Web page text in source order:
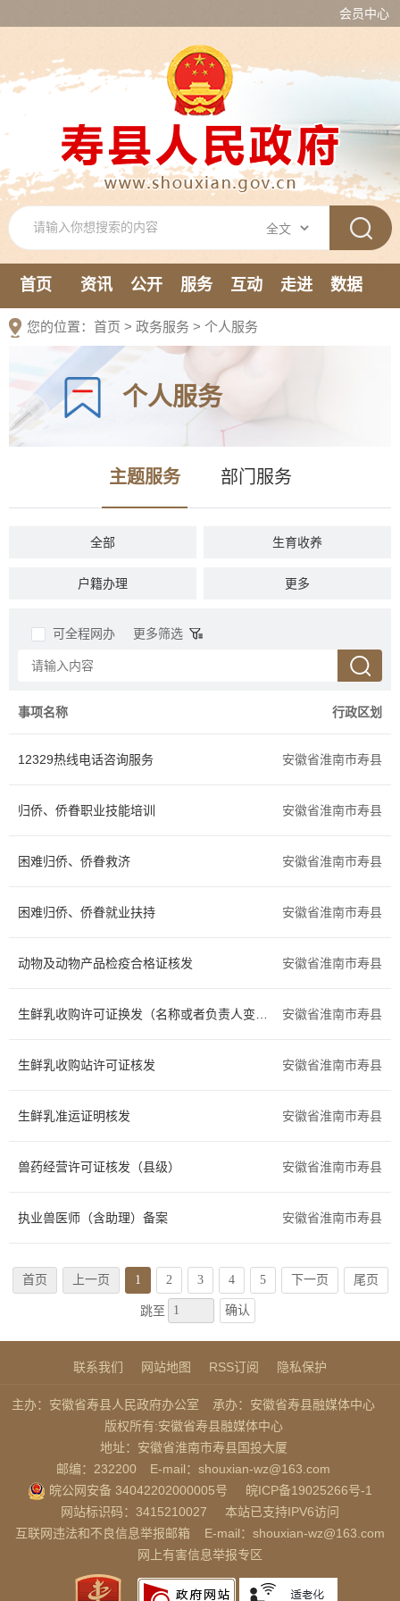
会员中心
首页 资讯 公开 服务 互动 走进
数据
新媒体
您的位置： 首页 > 政务服务 > 个人服务
个人服务
主题服务 部门服务
全部 生育收养
户籍办理 民族宗教
教育科研
就业创业
交通出行 旅游观光
出境入境 消费维权
其他
更多
可全程网办 更多筛选
事项名称 行政区划
12329热线电话咨询服务 安徽省淮南市寿县
归侨、侨眷职业技能培训 安徽省淮南市寿县
困难归侨、侨眷救济 安徽省淮南市寿县
困难归侨、侨眷就业扶持 安徽省淮南市寿县
动物及动物产品检疫合格证核发 安徽省淮南市寿县
安徽省淮南市寿县
生鲜乳收购站许可证核发 安徽省淮南市寿县
生鲜乳准运证明核发 安徽省淮南市寿县
兽药经营许可证核发（县级） 安徽省淮南市寿县
执业兽医师（含助理）备案 安徽省淮南市寿县
首页 上一页 1 2 3 4 5 下一页 尾页
跳至 确认
联系我们 网站地图 RSS订阅 隐私保护
主办：安徽省寿县人民政府办公室
承办：安徽省寿县融媒体中心
版权所有:安徽省寿县融媒体中心
地址：安徽省淮南市寿县国投大厦
邮编：232200
E-mail：shouxian-wz@163.com
皖公网安备 34042202000005号
皖ICP备19025266号-1
网站标识码：3415210027
本站已支持IPV6访问
互联网违法和不良信息举报邮箱
E-mail：shouxian-wz@163.com
网上有害信息举报专区